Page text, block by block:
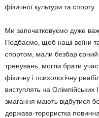
фізичної культури та спорту.
Ми започатковуємо дуже
Подбаємо, щоб наші воїни
спортом, мали
тренувань, могли брати
фізичну і психологічну
виступлять на Олімпійських
змагання мають відбутися
держава-терористка